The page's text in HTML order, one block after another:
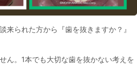
来られた方から『歯を抜きますか？』
ん。1本でも大切な歯を抜かない考えを